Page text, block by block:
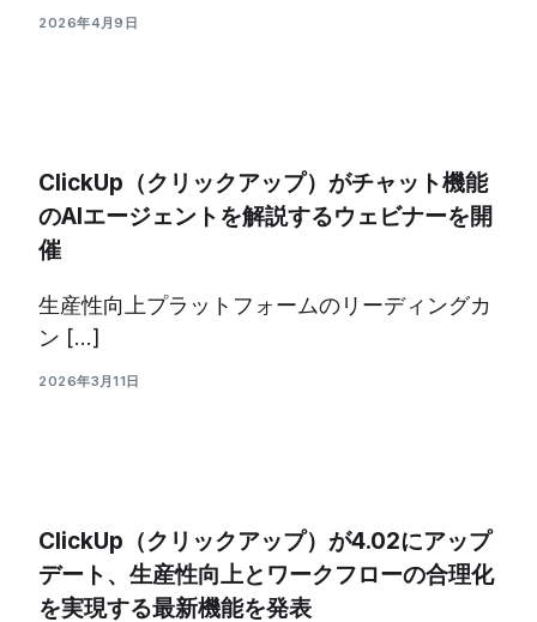
2026年4月9日
ClickUp（クリックアップ）がチャット機能
のAIエージェントを解説するウェビナーを開
催
生産性向上プラットフォームのリーディングカ
ン […]
2026年3月11日
ClickUp（クリックアップ）が4.02にアップ
デート、生産性向上とワークフローの合理化
を実現する最新機能を発表